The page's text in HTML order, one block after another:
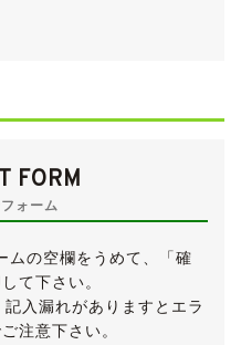
ナビシステム・プログレ
イルミネーション付)をセ
ッケージ」です。
いますので、そのまま乗
です。
FORM
ォーム
ムの空欄をうめて、「確
て下さい。
入漏れがありますとエラ
注意下さい。